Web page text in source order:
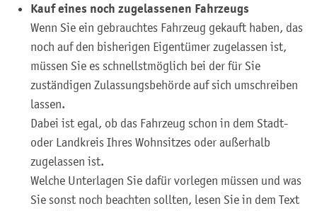
Kauf eines noch zugelassenen Fahrzeugs
Wenn Sie ein gebrauchtes Fahrzeug gekauft haben, das
noch auf den bisherigen Eigentümer zugelassen ist,
müssen Sie es schnellstmöglich bei der für Sie
zuständigen Zulassungsbehörde auf sich umschreiben
lassen.
Dabei ist egal, ob das Fahrzeug schon in dem Stadt-
oder Landkreis Ihres Wohnsitzes oder außerhalb
zugelassen ist.
Welche Unterlagen Sie dafür vorlegen müssen und was
Sie sonst noch beachten sollten, lesen Sie in dem Text